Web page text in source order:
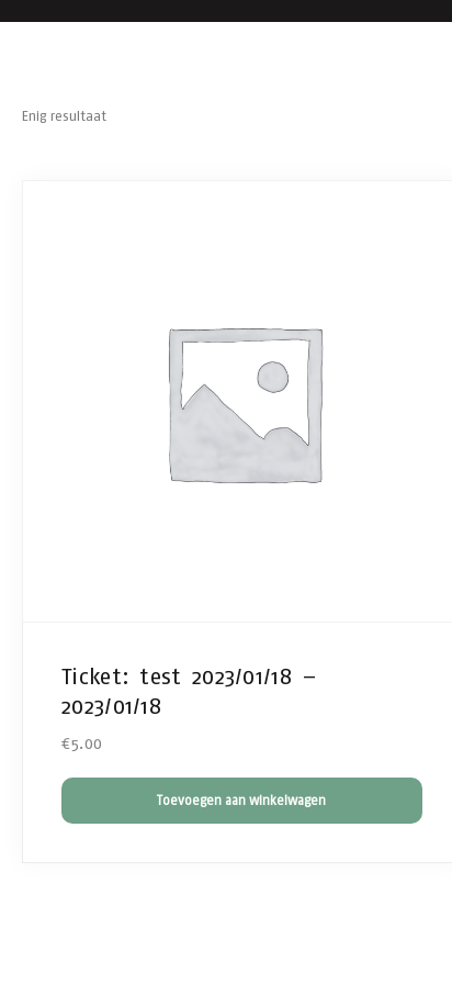
Enig resultaat
Ticket: test 2023/01/18 –
2023/01/18
€5.00
Toevoegen aan winkelwagen